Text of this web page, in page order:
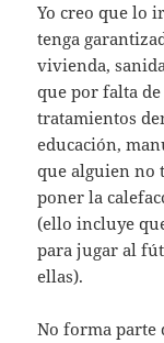
Yo creo que lo
tenga
vivienda,
que por falta
tratamientos
educación,
que alguien no
poner la
(ello incluye
para jugar al
ellas).
No forma parte